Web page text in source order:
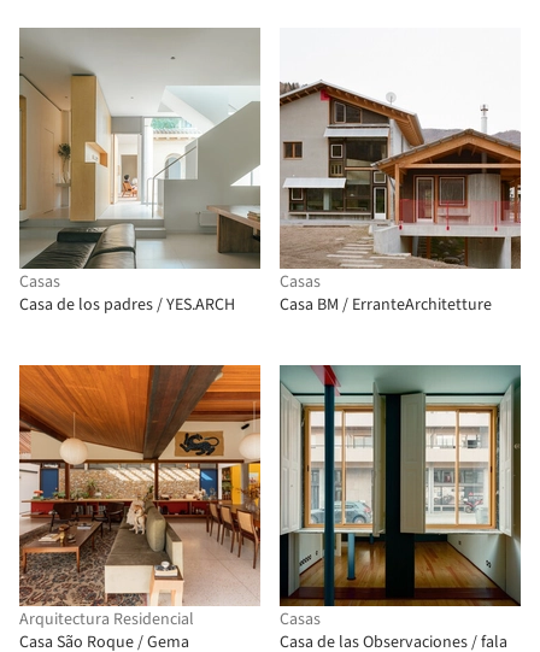
Casas
Casa de los padres / YES.ARCH
Casas
Casa BM / ErranteArchitetture
Arquitectura Residencial
Casa São Roque / Gema
Casas
Casa de las Observaciones / fala